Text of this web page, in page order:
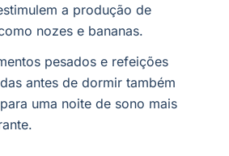
a produção de
nozes e bananas.
pesados e refeições
antes de dormir também
uma noite de sono mais